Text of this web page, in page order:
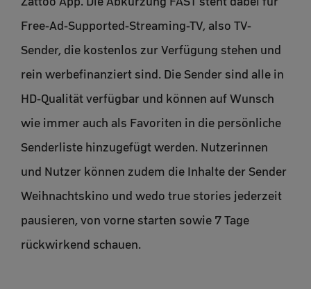
Free-Ad-Supported-Streaming-TV, also TV-
Sender, die kostenlos zur Verfügung stehen und
rein werbefinanziert sind. Die Sender sind alle in
HD-Qualität verfügbar und können auf Wunsch
wie immer auch als Favoriten in die persönliche
Senderliste hinzugefügt werden. Nutzerinnen
und Nutzer können zudem die Inhalte der Sender
Weihnachtskino und wedo true stories jederzeit
pausieren, von vorne starten sowie 7 Tage
rückwirkend schauen.